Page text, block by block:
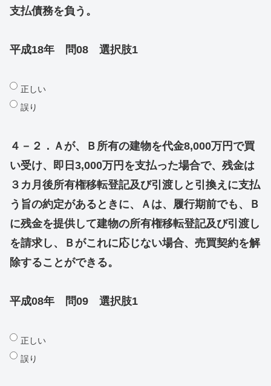
支払債務を負う。
平成18年 問08 選択肢1
正しい
誤り
４－２．Ａが、Ｂ所有の建物を代金8,000万円で買
い受け、即日3,000万円を支払った場合で、残金は
３カ月後所有権移転登記及び引渡しと引換えに支払
う旨の約定があるときに、Ａは、履行期前でも、Ｂ
に残金を提供して建物の所有権移転登記及び引渡し
を請求し、Ｂがこれに応じない場合、売買契約を解
除することができる。
平成08年 問09 選択肢1
正しい
誤り